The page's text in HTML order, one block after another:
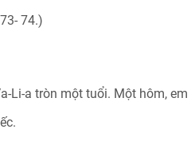
74.)
Li-a tròn một tuổi. Một hôm, em